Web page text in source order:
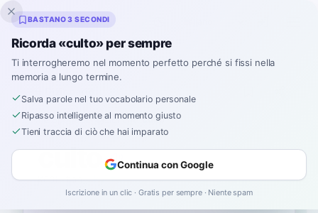
Inklingo
Home›Spagnolo›Dizionario›culto
culto
KOOL-toh ˈkulto
BASTANO 3 SECONDI
Ricorda «culto» per sempre
Ti interrogheremo nel momento perfetto perché si fissi nella
memoria a lungo termine.
Salva parole nel tuo vocabolario personale
Ripasso intelligente al momento giusto
Tieni traccia di ciò che hai imparato
Continua con Google
Iscrizione in un clic · Gratis per sempre · Niente spam